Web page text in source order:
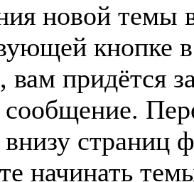
новой темы
кнопке
придётся
сообщение.
внизу
начинать